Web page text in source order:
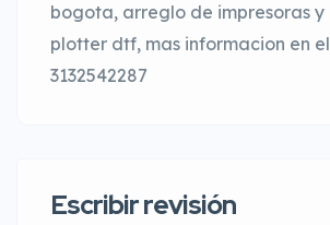
bogota, arreglo de impresoras y
plotter dtf, mas informacion en el
3132542287
Escribir revisión